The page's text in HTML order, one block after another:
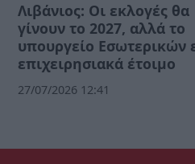
Λιβάνιος: Οι εκλογές θα
γίνουν το 2027, αλλά το
υπουργείο Εσωτερικών
επιχειρησιακά έτοιμο
27/07/2026 12:41